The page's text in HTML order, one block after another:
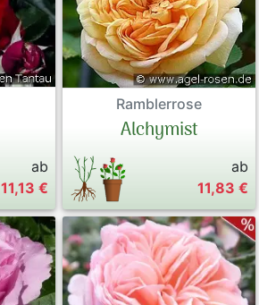
ab
11,13 €
Ramblerrose
Alchymist
ab
11,83 €